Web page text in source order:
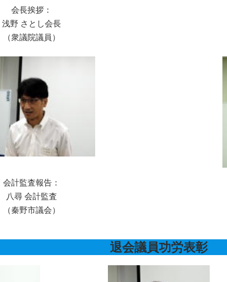
会長挨拶：
浅野 さとし会長
（衆議院議員）
会計監査報告：
八尋 会計監査
（秦野市議会）
退会議員功労表彰